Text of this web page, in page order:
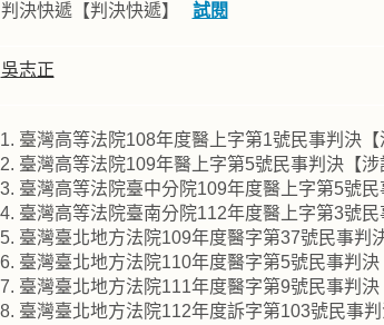
判決快遞【判決快遞】 試閱
吳志正
臺灣高等法院108年度醫上字第1號民事判決
臺灣高等法院109年醫上字第5號民事判決【
臺灣高等法院臺中分院109年度醫上字第5號
臺灣高等法院臺南分院112年度醫上字第3號
臺灣臺北地方法院109年度醫字第37號民事判
臺灣臺北地方法院110年度醫字第5號民事判決
臺灣臺北地方法院111年度醫字第9號民事判
臺灣臺北地方法院112年度訴字第103號民事